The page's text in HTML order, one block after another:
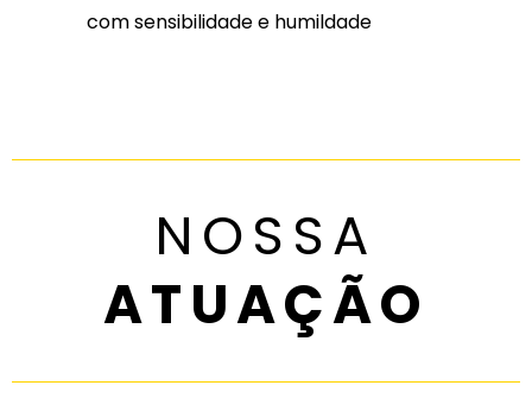
com sensibilidade e humildade
NOSSA
ATUAÇÃO